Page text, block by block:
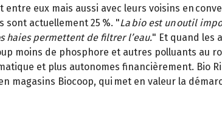
entre eux mais aussi avec leurs voisins en
sont actuellement 25 %. "La bio est un outil
haies permettent de filtrer l’eau." Et quand les
moins de phosphore et autres polluants au
et plus autonomes financièrement. Bio
magasins Biocoop, qui met en valeur la